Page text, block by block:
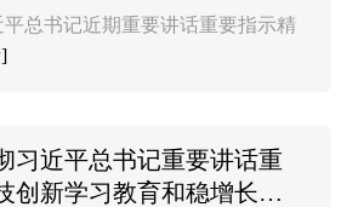
总书记近期重要讲话重要指示精
习近平总书记重要讲话重
创新学习教育和稳增长等